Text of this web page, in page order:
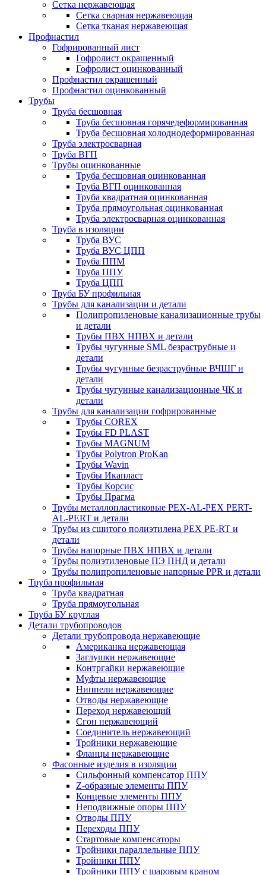
Сетка нержавеющая
Сетка сварная нержавеющая
Сетка тканая нержавеющая
Профнастил
Гофрированный лист
Гофролист окрашенный
Гофролист оцинкованный
Профнастил окрашенный
Профнастил оцинкованный
Трубы
Труба бесшовная
Труба бесшовная горячедеформированная
Труба бесшовная холоднодеформированная
Труба электросварная
Труба ВГП
Трубы оцинкованные
Труба бесшовная оцинкованная
Труба ВГП оцинкованная
Труба квадратная оцинкованная
Труба прямоугольная оцинкованная
Труба электросварная оцинкованная
Труба в изоляции
Труба ВУС
Труба ВУС ЦПП
Труба ППМ
Труба ППУ
Труба ЦПП
Труба БУ профильная
Трубы для канализации и детали
Полипропиленовые канализационные трубы
и детали
Трубы ПВХ НПВХ и детали
Трубы чугунные SML безраструбные и
детали
Трубы чугунные безраструбные ВЧШГ и
детали
Трубы чугунные канализационные ЧК и
детали
Трубы для канализации гофрированные
Трубы COREX
Трубы FD PLAST
Трубы MAGNUM
Трубы Polytron ProKan
Трубы Wavin
Трубы Икапласт
Трубы Корсис
Трубы Прагма
Трубы металлопластиковые PEX-AL-PEX PERT-
AL-PERT и детали
Трубы из сшитого полиэтилена PEX PE-RT и
детали
Трубы напорные ПВХ НПВХ и детали
Трубы полиэтиленовые ПЭ ПНД и детали
Трубы полипропиленовые напорные PPR и детали
Труба профильная
Труба квадратная
Труба прямоугольная
Труба БУ круглая
Детали трубопроводов
Детали трубопровода нержавеющие
Американка нержавеющая
Заглушки нержавеющие
Контргайки нержавеющие
Муфты нержавеющие
Ниппели нержавеющие
Отводы нержавеющие
Переход нержавеющий
Сгон нержавеющий
Соединитель нержавеющий
Тройники нержавеющие
Фланцы нержавеющие
Фасонные изделия в изоляции
Cильфонный компенсатор ППУ
Z-образные элементы ППУ
Концевые элементы ППУ
Неподвижные опоры ППУ
Отводы ППУ
Переходы ППУ
Стартовые компенсаторы
Тройники параллельные ППУ
Тройники ППУ
Тройники ППУ с шаровым краном